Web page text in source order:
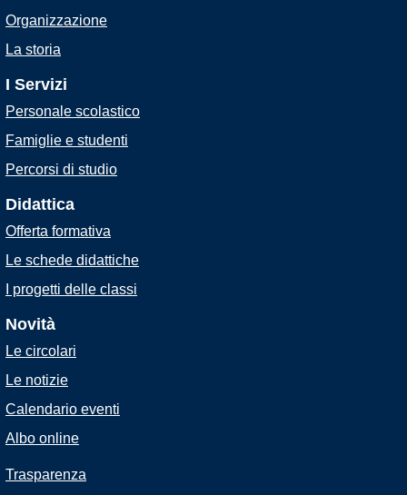
Organizzazione
La storia
I Servizi
Personale scolastico
Famiglie e studenti
Percorsi di studio
Didattica
Offerta formativa
Le schede didattiche
I progetti delle classi
Novità
Le circolari
Le notizie
Calendario eventi
Albo online
Trasparenza